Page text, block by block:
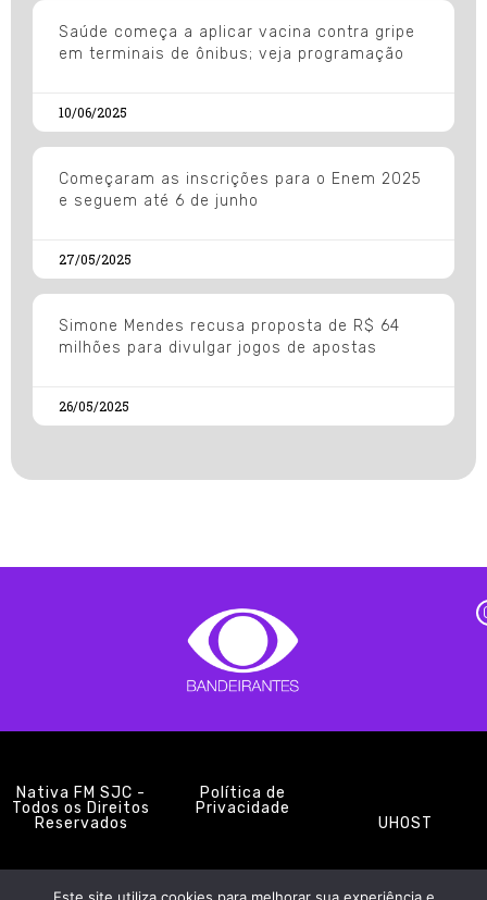
Saúde começa a aplicar vacina contra gripe
em terminais de ônibus; veja programação
10/06/2025
Começaram as inscrições para o Enem 2025
e seguem até 6 de junho
27/05/2025
Simone Mendes recusa proposta de R$ 64
milhões para divulgar jogos de apostas
26/05/2025
Nativa FM SJC -
Todos os Direitos
Reservados
Política de
Privacidade
UHOST